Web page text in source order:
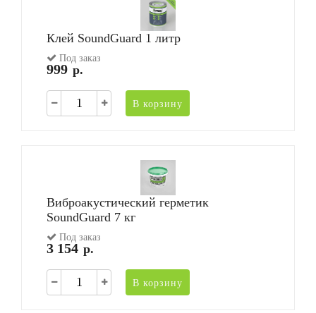
Клей SoundGuard 1 литр
Под заказ
999 р.
В корзину
Виброакустический герметик
SoundGuard 7 кг
Под заказ
3 154 р.
В корзину